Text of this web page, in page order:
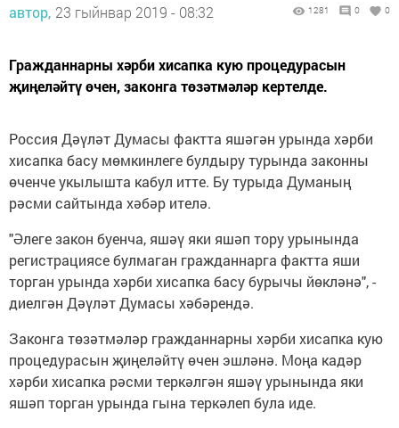
автор, 23 гыйнвар 2019 - 08:32 1281 0 0
Гражданнарны хәрби хисапка кую процедурасын
җиңеләйтү өчен, законга төзәтмәләр кертелде.
Россия Дәүләт Думасы фактта яшәгән урында хәрби
хисапка басу мөмкинлеге булдыру турында законны
өченче укылышта кабул итте. Бу турыда Думаның
рәсми сайтында хәбәр ителә.
"Әлеге закон буенча, яшәү яки яшәп тору урынында
регистрациясе булмаган гражданнарга фактта яши
торган урында хәрби хисапка басу бурычы йөкләнә", -
диелгән Дәүләт Думасы хәбәрендә.
Законга төзәтмәләр гражданнарны хәрби хисапка кую
процедурасын җиңеләйтү өчен эшләнә. Моңа кадәр
хәрби хисапка рәсми теркәлгән яшәү урынында яки
яшәп торган урында гына теркәлеп була иде.